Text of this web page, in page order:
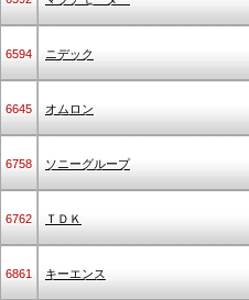
6594 ニデック
6645 オムロン
6758 ソニーグループ
6762 ＴＤＫ
6861 キーエンス